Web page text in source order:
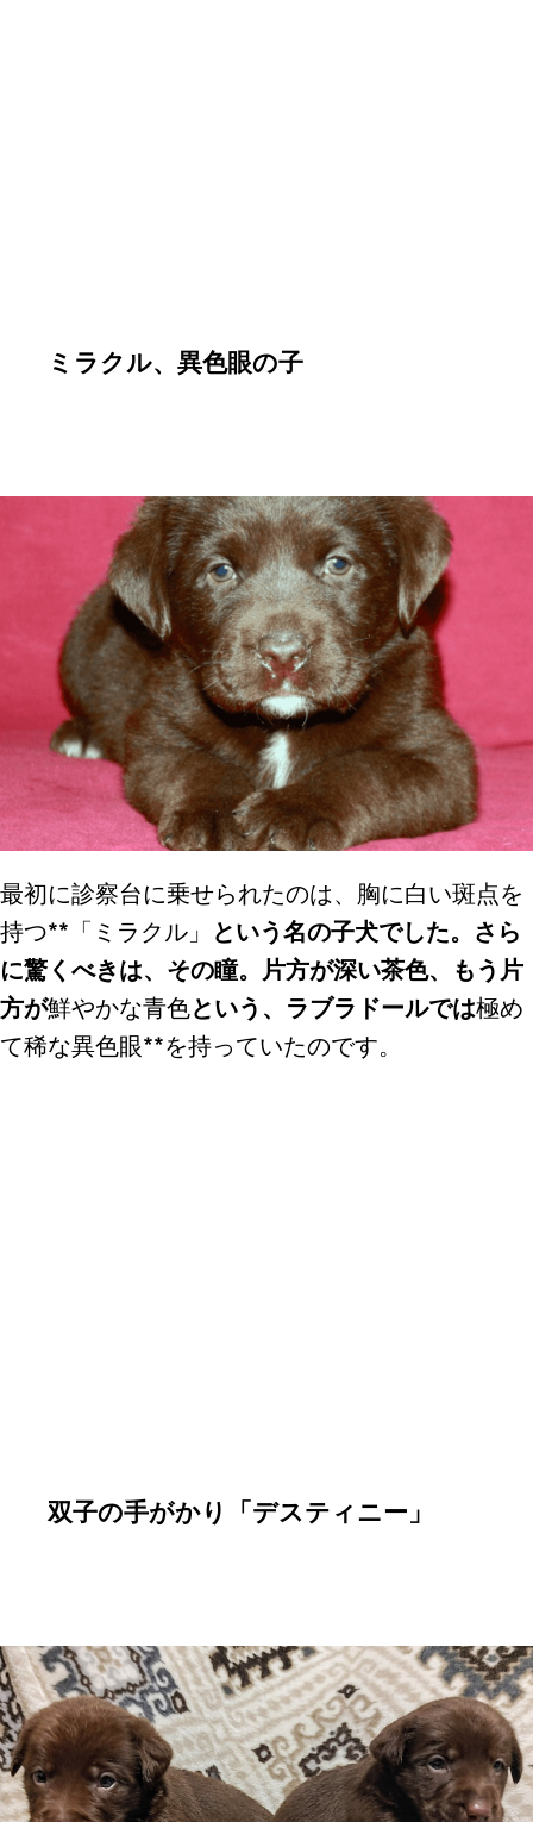
ミラクル、異色眼の子
最初に診察台に乗せられたのは、胸に白い斑点を
持つ**「ミラクル」
という名の子犬でした。さら
に驚くべきは、その瞳。片方が深い茶色、もう片
方が鮮やかな青色という、ラブラドールでは極め
て稀な異色眼**を持っていたのです。
双子の手がかり「デスティニー」